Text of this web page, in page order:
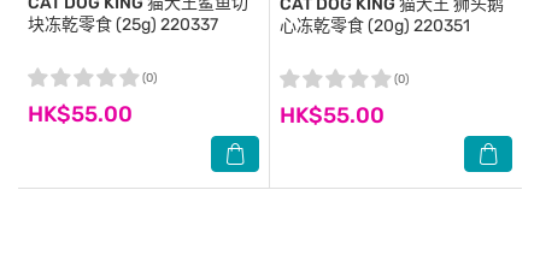
块冻乾零食 (25g) 220337
HK$55.00
(0)
CAT DOG KING 猫犬王 狮头鹅
心冻乾零食 (20g) 220351
HK$55.00
(0)